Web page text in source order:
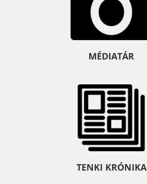
MÉDIATÁR
TENKI KRÓNIKA